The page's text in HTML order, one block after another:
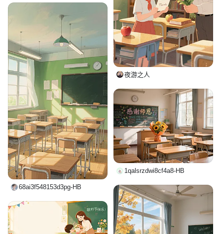
夜游之人
68ai3f548153d3pg-HB
1qalsrzdwi8cf4a8-HB